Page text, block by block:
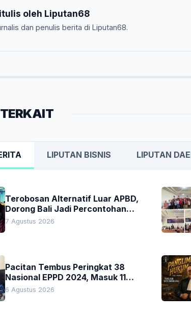
oleh Liputan68
dan penulis berita di Liputan68.
LIPUTAN BISNIS LIPUTAN
Terobosan Alternatif Luar APBD,
Dorong Bali Jadi Percontohan
Nasional Pembiayaan Daerah
7 Agustus 2026
Pacitan Tembus Peringkat 38
Nasional EPPD 2024, Masuk 11
Besar di Jatim
6 Agustus 2026